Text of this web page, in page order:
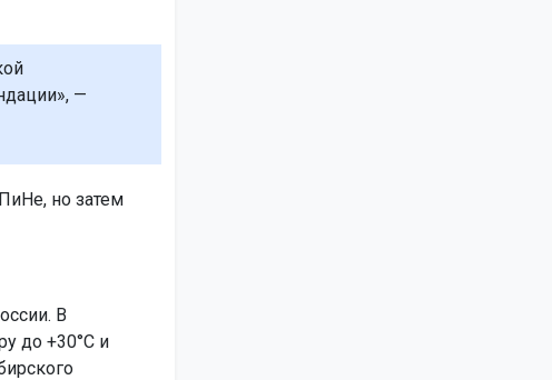
—
но затем
В
до +30°C и